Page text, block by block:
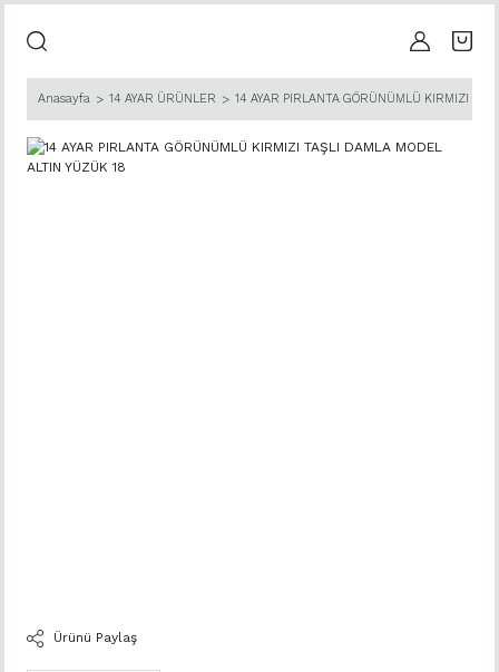
Anasayfa 14 AYAR ÜRÜNLER 14 AYAR PIRLANTA GÖRÜNÜMLÜ KIRMIZI
Ürünü Paylaş